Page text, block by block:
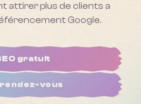
attirer plus de clients a
Google.
gratuit
vous